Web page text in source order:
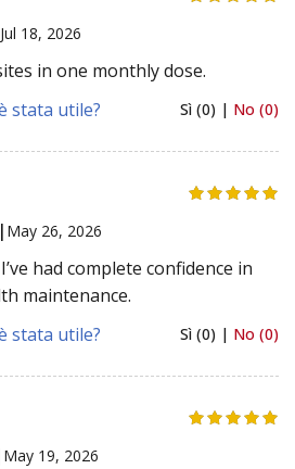
Jul 18, 2026
in one monthly dose.
stata utile?
Sì (0) | No (0)
May 26, 2026
had complete confidence in
maintenance.
stata utile?
Sì (0) | No (0)
May 19, 2026